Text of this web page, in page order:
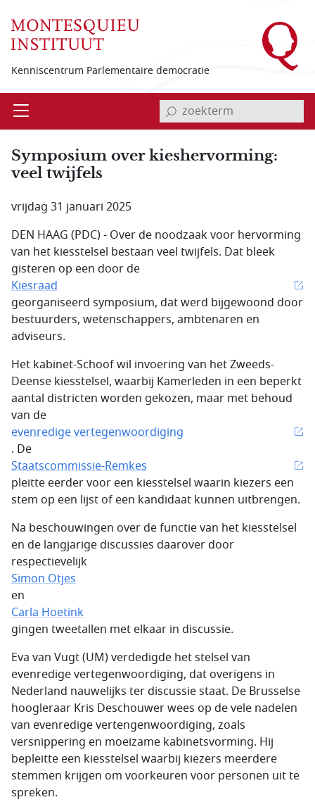
Kenniscentrum Parlementaire democratie
Open invoerveld zoekterm
Symposium over kieshervorming:
veel twijfels
vrijdag 31 januari 2025
DEN HAAG (PDC) - Over de noodzaak voor hervorming
van het kiesstelsel bestaan veel twijfels. Dat bleek
gisteren op een door de
Kiesraad
georganiseerd symposium, dat werd bijgewoond door
bestuurders, wetenschappers, ambtenaren en
adviseurs.
Het kabinet-Schoof wil invoering van het Zweeds-
Deense kiesstelsel, waarbij Kamerleden in een beperkt
aantal districten worden gekozen, maar met behoud
van de
evenredige vertegenwoordiging
. De
Staatscommissie-Remkes
pleitte eerder voor een kiesstelsel waarin kiezers een
stem op een lijst of een kandidaat kunnen uitbrengen.
Na beschouwingen over de functie van het kiesstelsel
en de langjarige discussies daarover door
respectievelijk
Simon Otjes
en
Carla Hoetink
gingen tweetallen met elkaar in discussie.
Eva van Vugt (UM) verdedigde het stelsel van
evenredige vertegenwoordiging, dat overigens in
Nederland nauwelijks ter discussie staat. De Brusselse
hoogleraar Kris Deschouwer wees op de vele nadelen
van evenredige vertengenwoordiging, zoals
versnippering en moeizame kabinetsvorming. Hij
bepleitte een kiesstelsel waarbij kiezers meerdere
stemmen krijgen om voorkeuren voor personen uit te
spreken.